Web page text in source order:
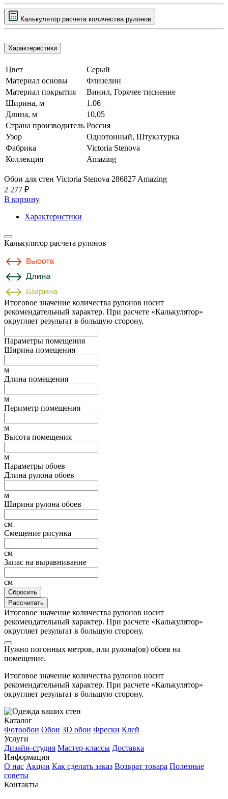
Калькулятор расчета количества рулонов
Характеристики
Цвет
Серый
Материал основы
Флизелин
Материал покрытия
Винил, Горячее тиснение
Ширина, м
1.06
Длина, м
10,05
Страна производитель Россия
Узор
Однотонный, Штукатурка
Фабрика
Victoria Stenova
Коллекция
Amazing
Обои для стен Victoria Stenova 286827 Amazing
2 277 ₽
В корзину
Характеристики
Калькулятор расчета рулонов
Итоговое значение количества рулонов носит
рекомендательный характер. При расчете «Калькулятор»
округляет результат в большую сторону.
Параметры помещения
Ширина помещения
м
Длина помещения
м
Периметр помещения
м
Высота помещения
м
Параметры обоев
Длина рулона обоев
м
Ширина рулона обоев
см
Смещение рисунка
см
Запас на выравнивание
см
Сбросить
Рассчитать
Итоговое значение количества рулонов носит
рекомендательный характер. При расчете «Калькулятор»
округляет результат в большую сторону.
Нужно погонных метров, или рулона(ов) обоев на
помещение.
Итоговое значение количества рулонов носит
рекомендательный характер. При расчете «Калькулятор»
округляет результат в большую сторону.
Каталог
Фотообои Обои 3D обои Фрески Клей
Услуги
Дизайн-студия Мастер-классы Доставка
Информация
О нас Акции Как сделать заказ Возврат товара Полезные
советы
Контакты